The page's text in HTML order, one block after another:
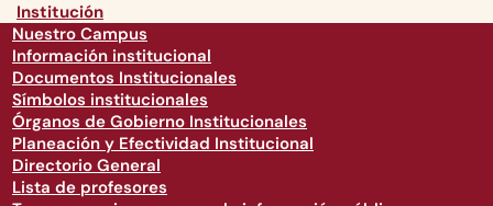
Institución
Nuestro Campus
Información institucional
Documentos Institucionales
Símbolos institucionales
Órganos de Gobierno Institucionales
Planeación y Efectividad Institucional
Directorio General
Lista de profesores